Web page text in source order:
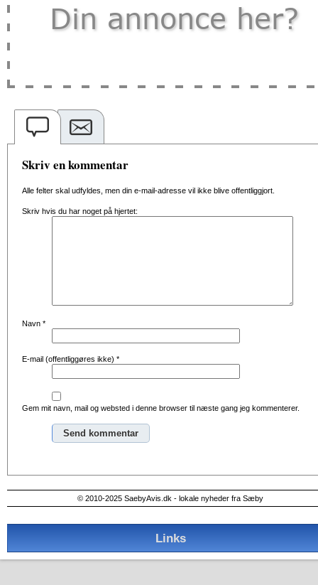
Skriv en kommentar
Alle felter skal udfyldes, men din e-mail-adresse vil ikke blive offentliggjort.
Skriv hvis du har noget på hjertet:
Navn *
E-mail (offentliggøres ikke) *
Gem mit navn, mail og websted i denne browser til næste gang jeg kommenterer.
© 2010-2025 SaebyAvis.dk - lokale nyheder fra Sæby
Links